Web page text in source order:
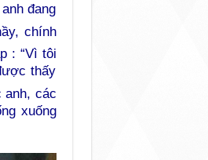
đang
chính
: “Vì tôi
thấy
anh, các
xuống